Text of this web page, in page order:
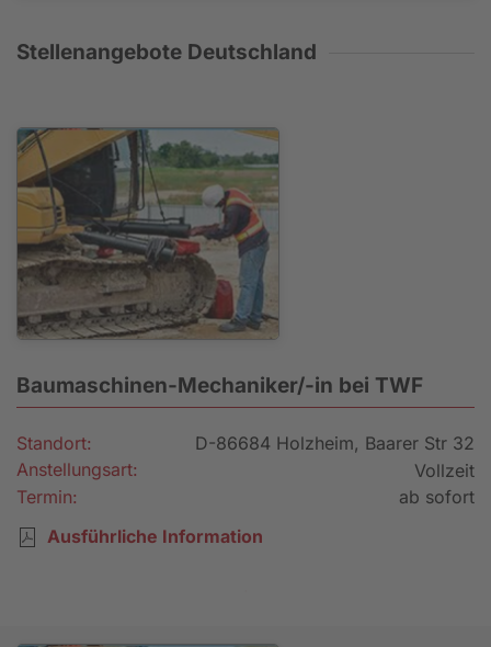
Stellenangebote Deutschland
Baumaschinen-Mechaniker/-in bei TWF
Standort:
D-86684 Holzheim, Baarer Str 32
Anstellungsart:
Vollzeit
Termin:
ab sofort
Ausführliche Information